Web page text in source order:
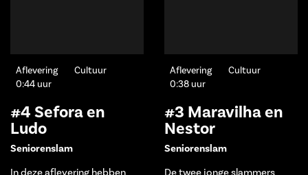
Aflevering
Cultuur
0:44 uur
#4 Sefora en
Ludo
Seniorenslam
Aflevering
Cultuur
0:38 uur
#3 Maravilha en
Nestor
Seniorenslam